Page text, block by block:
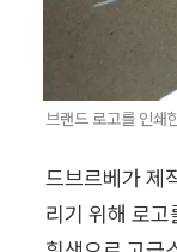
브랜드 로고를 인쇄
드브르베가 제
리기 위해 로